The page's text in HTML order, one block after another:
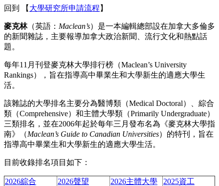
回到 【 大學研究所申請流程 】
麥克林（英語： Maclean’s）是一本編輯總部設在加拿大多倫多
的新聞雜誌，主要報導加拿大政治新聞、流行文化和熱點話
題。
每年11月刊登麥克林大學排行榜（Maclean’s University
Rankings），旨在指導高中畢業生和大學新生的適應大學生
活。
該雜誌的大學排名主要分為醫博類（Medical Doctoral）、綜合
類（Comprehensive）和主體大學類（Primarily Undergraduate）
三類排名，並在2006年起於每年三月發布名為《麥克林大學指
南》（Maclean’s Guide to Canadian Universities）的特刊，旨在
指導高中畢業生和大學新生的適應大學生活。
目前收錄排名項目如下：
2026綜合 2026聲望 2026主體大學
2025資工